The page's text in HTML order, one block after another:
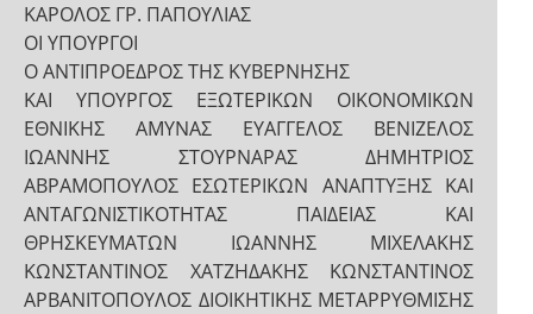
ΚΑΡΟΛΟΣ ΓΡ. ΠΑΠΟΥΛΙΑΣ
ΟΙ ΥΠΟΥΡΓΟΙ
Ο ΑΝΤΙΠΡΟΕΔΡΟΣ ΤΗΣ ΚΥΒΕΡΝΗΣΗΣ
ΚΑΙ ΥΠΟΥΡΓΟΣ ΕΞΩΤΕΡΙΚΩΝ ΟΙΚΟΝΟΜΙΚΩΝ
ΕΘΝΙΚΗΣ ΑΜΥΝΑΣ ΕΥΑΓΓΕΛΟΣ ΒΕΝΙΖΕΛΟΣ
ΙΩΑΝΝΗΣ ΣΤΟΥΡΝΑΡΑΣ ΔΗΜΗΤΡΙΟΣ
ΑΒΡΑΜΟΠΟΥΛΟΣ ΕΣΩΤΕΡΙΚΩΝ ΑΝΑΠΤΥΞΗΣ ΚΑΙ
ΑΝΤΑΓΩΝΙΣΤΙΚΟΤΗΤΑΣ ΠΑΙΔΕΙΑΣ ΚΑΙ
ΘΡΗΣΚΕΥΜΑΤΩΝ ΙΩΑΝΝΗΣ ΜΙΧΕΛΑΚΗΣ
ΚΩΝΣΤΑΝΤΙΝΟΣ ΧΑΤΖΗΔΑΚΗΣ ΚΩΝΣΤΑΝΤΙΝΟΣ
ΑΡΒΑΝΙΤΟΠΟΥΛΟΣ ΔΙΟΙΚΗΤΙΚΗΣ ΜΕΤΑΡΡΥΘΜΙΣΗΣ